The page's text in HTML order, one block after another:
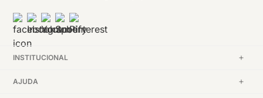
INSTITUCIONAL
AJUDA